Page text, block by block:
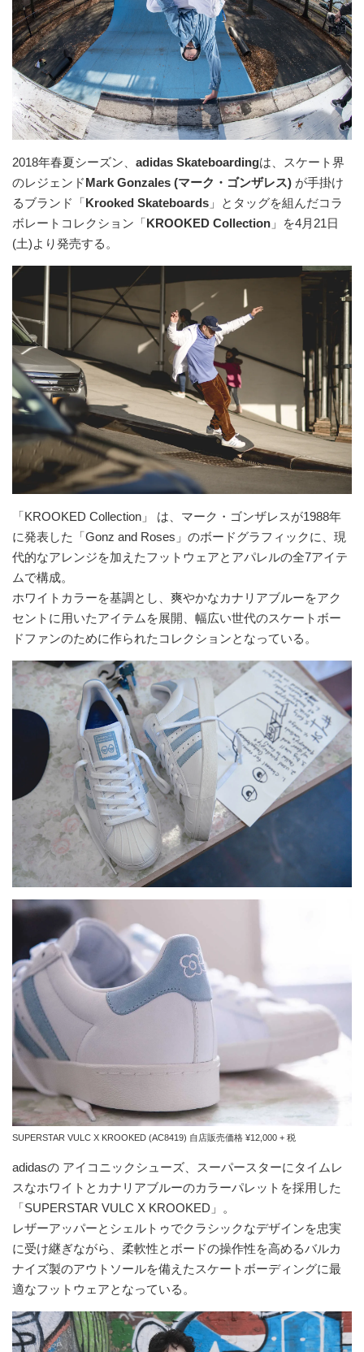
2018年春夏シーズン、 adidas Skateboardingは、スケート界
のレジェンドMark Gonzales (マーク・ゴンザレス) が手掛け
るブランド「Krooked Skateboards 」とタッグを組んだコラ
ボレートコレクション「KROOKED Collection 」を4月21日
(土)より発売する。
「KROOKED Collection」 は、マーク・ゴンザレスが1988年
に発表した「Gonz and Roses」のボードグラフィックに、現
代的なアレンジを加えたフットウェアとアパレルの全7アイテ
ムで構成。
ホワイトカラーを基調とし、爽やかなカナリアブルーをアク
セントに用いたアイテムを展開、幅広い世代のスケートボー
ドファンのために作られたコレクションとなっている。
SUPERSTAR VULC X KROOKED (AC8419) 自店販売価格 ¥12,000 + 税
adidasの アイコニックシューズ、スーパースターにタイムレ
スなホワイトとカナリアブルーのカラーパレットを採用した
「SUPERSTAR VULC X KROOKED」。
レザーアッパーとシェルトゥでクラシックなデザインを忠実
に受け継ぎながら、柔軟性とボードの操作性を高めるバルカ
ナイズ製のアウトソールを備えたスケートボーディングに最
適なフットウェアとなっている。